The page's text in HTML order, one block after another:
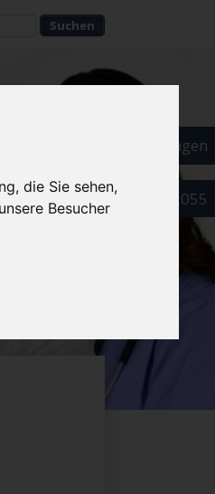
die Sie sehen,
Besucher
Als Arzt eintragen
089 52032055